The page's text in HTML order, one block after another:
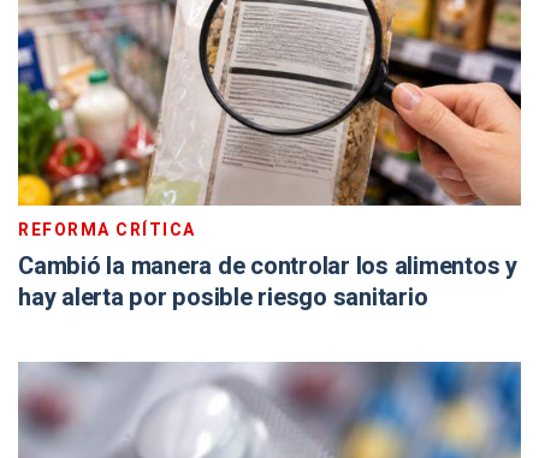
REFORMA CRÍTICA
Cambió la manera de controlar los alimentos y
hay alerta por posible riesgo sanitario